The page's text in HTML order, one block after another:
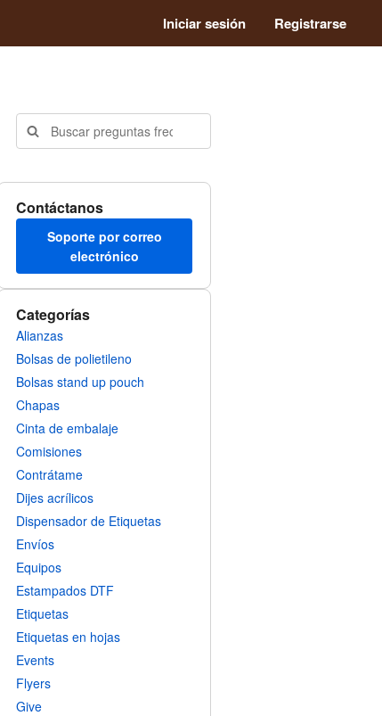
Iniciar sesión Registrarse
Contáctanos
Soporte por correo
electrónico
Categorías
Alianzas
Bolsas de polietileno
Bolsas stand up pouch
Chapas
Cinta de embalaje
Comisiones
Contrátame
Dijes acrílicos
Dispensador de Etiquetas
Envíos
Equipos
Estampados DTF
Etiquetas
Etiquetas en hojas
Events
Flyers
Give